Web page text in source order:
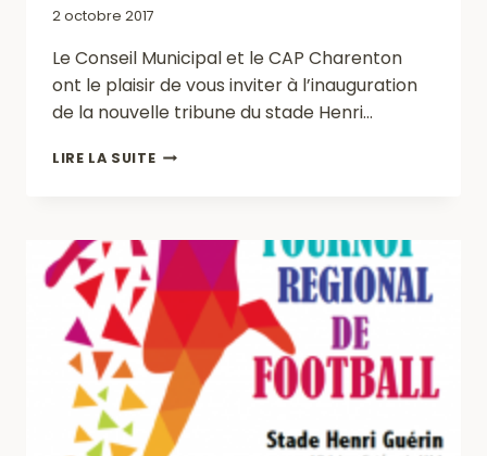
2 octobre 2017
Le Conseil Municipal et le CAP Charenton
ont le plaisir de vous inviter à l’inauguration
de la nouvelle tribune du stade Henri…
LIRE LA SUITEINAUGURATION
TRIBUNE